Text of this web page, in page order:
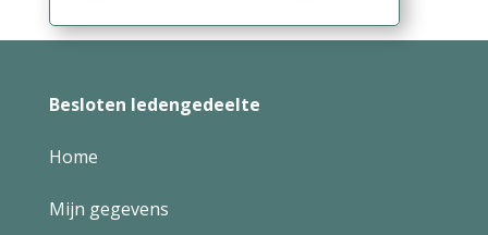
Besloten ledengedeelte
Home
Mijn gegevens